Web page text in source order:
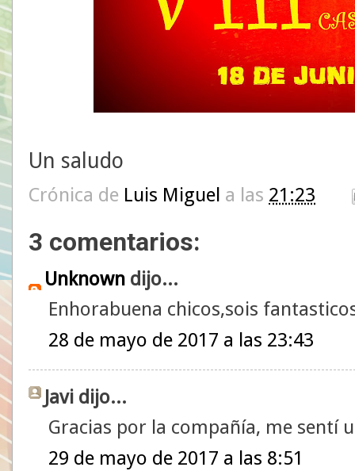
Un saludo
Crónica de Luis Miguel a las 21:23
3 comentarios:
Unknown dijo...
Enhorabuena chicos,sois
28 de mayo de 2017 a las 23:43
Javi dijo...
Gracias por la compañía, me sentí
29 de mayo de 2017 a las 8:51